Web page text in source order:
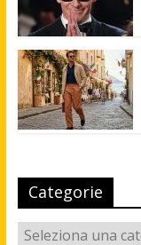
Categorie
Categorie